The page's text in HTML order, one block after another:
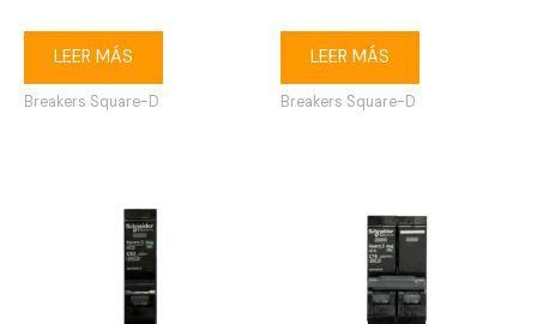
LEER MÁS
Breakers Square-D
LEER MÁS
Breakers Square-D